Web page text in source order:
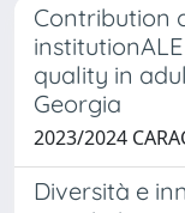
Contribution
quality in
Georgia
2023/2024
Diversità e